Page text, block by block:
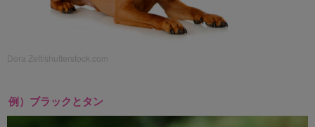
Dora Zett/shutterstock.com
例）ブラックとタン